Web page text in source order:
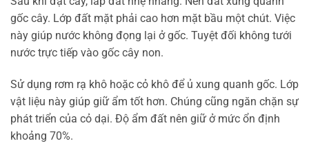
gốc cây. Lớp đất mặt phải cao hơn mặt bầu một chút. Việc
này giúp nước không đọng lại ở gốc. Tuyệt đối không tưới
nước trực tiếp vào gốc cây non.
Sử dụng rơm rạ khô hoặc cỏ khô để ủ xung quanh gốc. Lớp
vật liệu này giúp giữ ẩm tốt hơn. Chúng cũng ngăn chặn sự
phát triển của cỏ dại. Độ ẩm đất nên giữ ở mức ổn định
khoảng 70%.